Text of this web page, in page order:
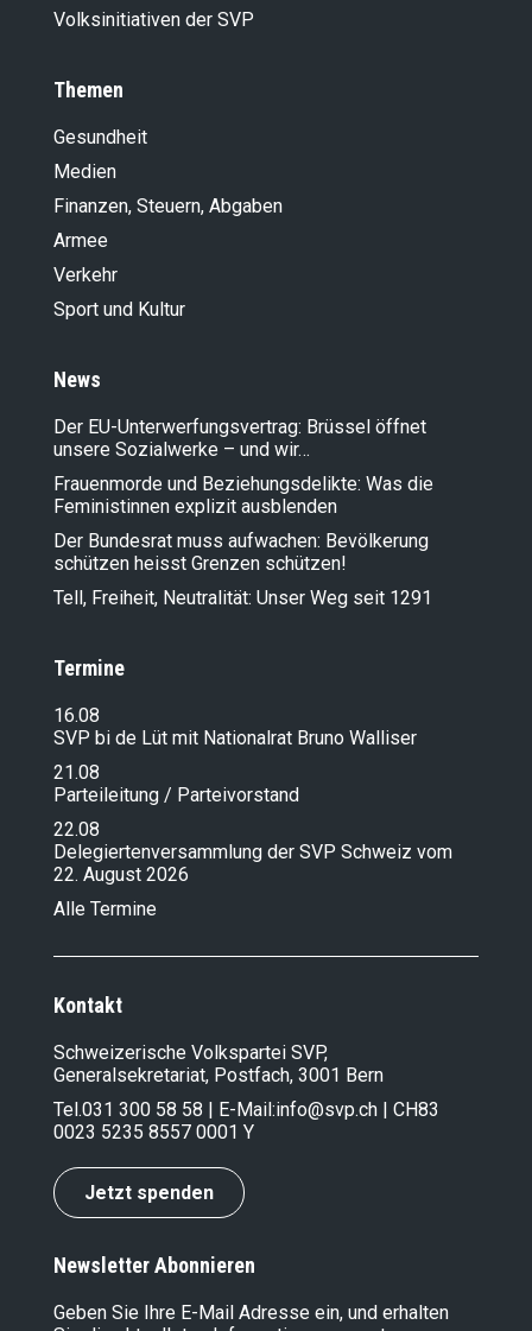
Volksinitiativen der SVP
Themen
Gesundheit
Medien
Finanzen, Steuern, Abgaben
Armee
Verkehr
Sport und Kultur
News
Der EU-Unterwerfungsvertrag: Brüssel öffnet
unsere Sozialwerke – und wir…
Frauenmorde und Beziehungsdelikte: Was die
Feministinnen explizit ausblenden
Der Bundesrat muss aufwachen: Bevölkerung
schützen heisst Grenzen schützen!
Tell, Freiheit, Neutralität: Unser Weg seit 1291
Termine
16.08
SVP bi de Lüt mit Nationalrat Bruno Walliser
21.08
Parteileitung / Parteivorstand
22.08
Delegiertenversammlung der SVP Schweiz vom
22. August 2026
Alle Termine
Kontakt
Schweizerische Volkspartei SVP,
Generalsekretariat, Postfach, 3001 Bern
Tel.031 300 58 58 | E-Mail:info@svp.ch | CH83
0023 5235 8557 0001 Y
Jetzt spenden
Newsletter Abonnieren
Geben Sie Ihre E-Mail Adresse ein, und erhalten